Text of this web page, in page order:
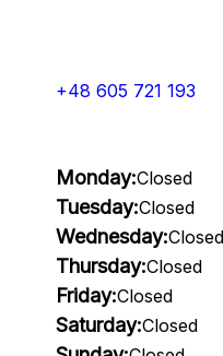
+48 605 721 193
Monday:Closed
Tuesday:Closed
Wednesday:Closed
Thursday:Closed
Friday:Closed
Saturday:Closed